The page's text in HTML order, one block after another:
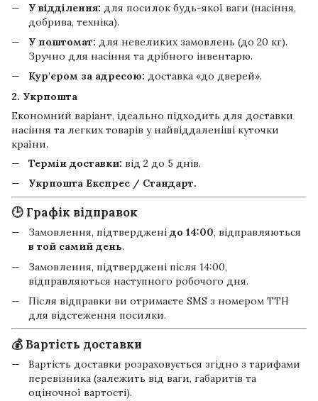
У відділення: для посилок будь-якої ваги (насіння,
добрива, техніка).
У поштомат: для невеликих замовлень (до 20 кг).
Зручно для насіння та дрібного інвентарю.
Кур'єром за адресою: доставка «до дверей».
2. Укрпошта
Економний варіант, ідеально підходить для доставки
насіння та легких товарів у найвіддаленіші куточки
країни.
Термін доставки: від 2 до 5 днів.
Укрпошта Експрес / Стандарт.
🕒 Графік відправок
Замовлення, підтверджені до 14:00, відправляються
в той самий день.
Замовлення, підтверджені після 14:00,
відправляються наступного робочого дня.
Після відправки ви отримаєте SMS з номером ТТН
для відстеження посилки.
💰 Вартість доставки
Вартість доставки розраховується згідно з тарифами
перевізника (залежить від ваги, габаритів та
оціночної вартості).